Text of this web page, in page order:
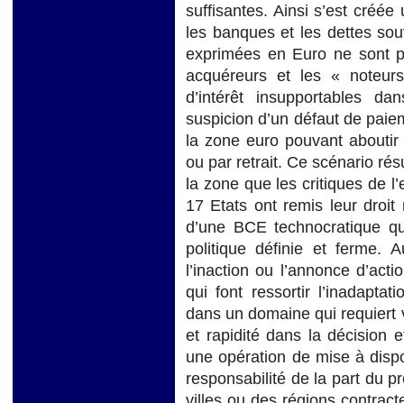
suffisantes. Ainsi s’est
les banques et les dettes
exprimées en Euro ne sont
acquéreurs et les «
d’intérêt insupportables
suspicion d’un défaut de
la zone euro pouvant
ou par retrait. Ce scénario
la zone que les critiques de
17 Etats ont remis leur droit
d’une BCE technocratique
politique définie et ferme.
l’inaction ou l’annonce
qui font ressortir
dans un domaine qui
et rapidité dans la décision
une opération de mise à
responsabilité de la part du